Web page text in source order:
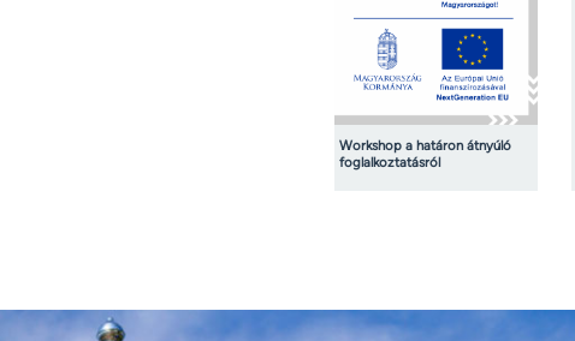
Workshop a határon átnyúló
foglalkoztatásról